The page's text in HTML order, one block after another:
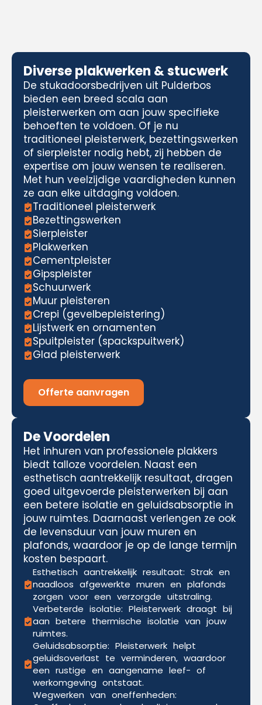
Diverse plakwerken & stucwerk
De stukadoorsbedrijven uit Pulderbos
bieden een breed scala aan
pleisterwerken om aan jouw specifieke
behoeften te voldoen. Of je nu
traditioneel pleisterwerk, bezettingswerken
of sierpleister nodig hebt, zij hebben de
expertise om jouw wensen te realiseren.
Met hun veelzijdige vaardigheden kunnen
ze aan elke uitdaging voldoen.
Traditioneel pleisterwerk
Bezettingswerken
Sierpleister
Plakwerken
Cementpleister
Gipspleister
Schuurwerk
Muur pleisteren
Crepi (gevelbepleistering)
Lijstwerk en ornamenten
Spuitpleister (spackspuitwerk)
Glad pleisterwerk
Offerte aanvragen
De Voordelen
Het inhuren van professionele plakkers
biedt talloze voordelen. Naast een
esthetisch aantrekkelijk resultaat, dragen
goed uitgevoerde pleisterwerken bij aan
een betere isolatie en geluidsabsorptie in
jouw ruimtes. Daarnaast verlengen ze ook
de levensduur van jouw muren en
plafonds, waardoor je op de lange termijn
kosten bespaart.
Esthetisch aantrekkelijk resultaat: Strak en
naadloos afgewerkte muren en plafonds
zorgen voor een verzorgde uitstraling.
Verbeterde isolatie: Pleisterwerk draagt bij
aan betere thermische isolatie van jouw
ruimtes.
Geluidsabsorptie: Pleisterwerk helpt
geluidsoverlast te verminderen, waardoor
een rustige en aangename leef- of
werkomgeving ontstaat.
Wegwerken van oneffenheden: